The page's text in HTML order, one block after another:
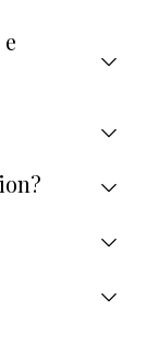
Il check-out va
nella tariffa.